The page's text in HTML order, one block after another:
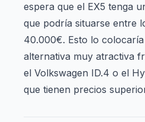
espera que el EX5 tenga
que podría situarse entre
40.000€. Esto lo
alternativa muy atractiva
el Volkswagen ID.4 o el
que tienen precios